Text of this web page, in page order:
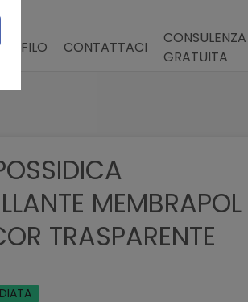
CONTATTACI
GRATUITA
MEMBRAPOL
TRASPARENTE